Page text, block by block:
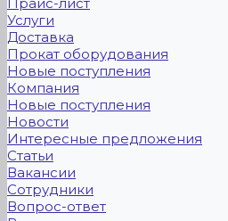
Услуги
Доставка
Прокат оборудования
Новые поступления
Компания
Новые поступления
Новости
Интересные предложения
Статьи
Вакансии
Сотрудники
Вопрос-ответ